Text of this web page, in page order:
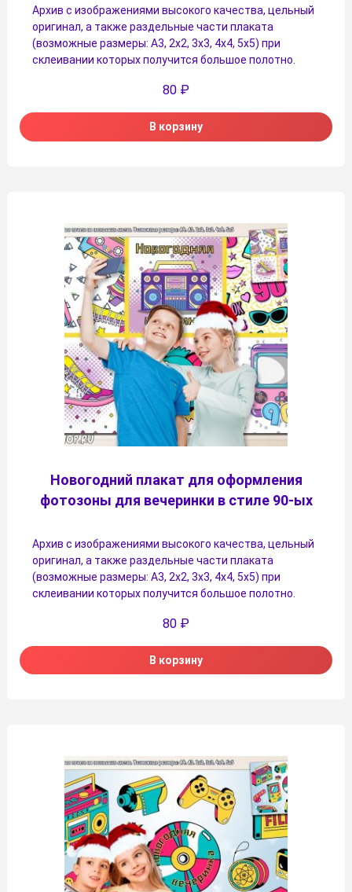
Архив с изображениями высокого качества, цельный
оригинал, а также раздельные части плаката
(возможные размеры: А3, 2х2, 3х3, 4х4, 5х5) при
склеивании которых получится большое полотно.
80 ₽
В корзину
Новогодний плакат для оформления
фотозоны для вечеринки в стиле 90-ых
Архив с изображениями высокого качества, цельный
оригинал, а также раздельные части плаката
(возможные размеры: А3, 2х2, 3х3, 4х4, 5х5) при
склеивании которых получится большое полотно.
80 ₽
В корзину